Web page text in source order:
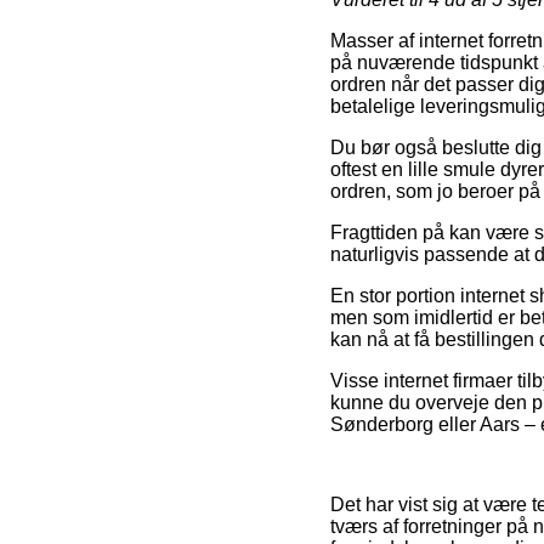
Masser af internet
på nuværende tidspunkt
ordren når det passer
betalelige
Du bør også beslutte
oftest en lille smule
ordren, som jo beroer
Fragttiden på kan være
naturligvis passende at
En stor portion internet
men som imidlertid er
kan nå at få bestillingen
Visse internet firmaer
kunne du overveje den
Sønderborg eller Aars –
Det har vist sig at være
tværs af forretninger på